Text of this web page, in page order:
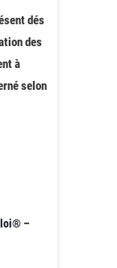
dés
des
à
selon
–